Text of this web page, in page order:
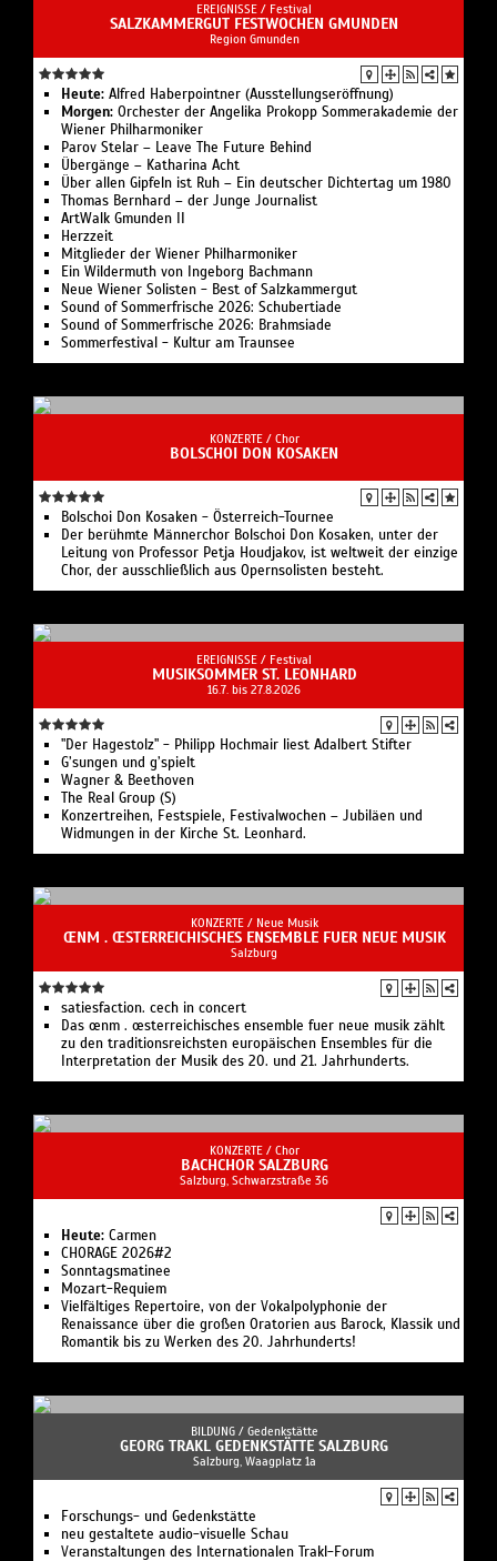
EREIGNISSE / Festival
SALZKAMMERGUT FESTWOCHEN GMUNDEN
Region Gmunden
Heute: Alfred Haberpointner (Ausstellungseröffnung)
Morgen: Orchester der Angelika Prokopp Sommerakademie der
Wiener Philharmoniker
Parov Stelar – Leave The Future Behind
Übergänge – Katharina Acht
Über allen Gipfeln ist Ruh – Ein deutscher Dichtertag um 1980
Thomas Bernhard – der Junge Journalist
ArtWalk Gmunden II
Herzzeit
Mitglieder der Wiener Philharmoniker
Ein Wildermuth von Ingeborg Bachmann
Neue Wiener Solisten - Best of Salzkammergut
Sound of Sommerfrische 2026: Schubertiade
Sound of Sommerfrische 2026: Brahmsiade
Sommerfestival - Kultur am Traunsee
KONZERTE / Chor
BOLSCHOI DON KOSAKEN
Bolschoi Don Kosaken - Österreich-Tournee
Der berühmte Männerchor Bolschoi Don Kosaken, unter der
Leitung von Professor Petja Houdjakov, ist weltweit der einzige
Chor, der ausschließlich aus Opernsolisten besteht.
EREIGNISSE / Festival
MUSIKSOMMER ST. LEONHARD
16.7. bis 27.8.2026
"Der Hagestolz" - Philipp Hochmair liest Adalbert Stifter
G’sungen und g’spielt
Wagner & Beethoven
The Real Group (S)
Konzertreihen, Festspiele, Festivalwochen – Jubiläen und
Widmungen in der Kirche St. Leonhard.
KONZERTE / Neue Musik
ŒNM . ŒSTERREICHISCHES ENSEMBLE FUER NEUE MUSIK
Salzburg
satiesfaction. cech in concert
Das œnm . œsterreichisches ensemble fuer neue musik zählt
zu den traditionsreichsten europäischen Ensembles für die
Interpretation der Musik des 20. und 21. Jahrhunderts.
KONZERTE / Chor
BACHCHOR SALZBURG
Salzburg, Schwarzstraße 36
Heute: Carmen
CHORAGE 2026#2
Sonntagsmatinee
Mozart-Requiem
Vielfältiges Repertoire, von der Vokalpolyphonie der
Renaissance über die großen Oratorien aus Barock, Klassik und
Romantik bis zu Werken des 20. Jahrhunderts!
BILDUNG / Gedenkstätte
GEORG TRAKL GEDENKSTÄTTE SALZBURG
Salzburg, Waagplatz 1a
Forschungs- und Gedenkstätte
neu gestaltete audio-visuelle Schau
Veranstaltungen des Internationalen Trakl-Forum